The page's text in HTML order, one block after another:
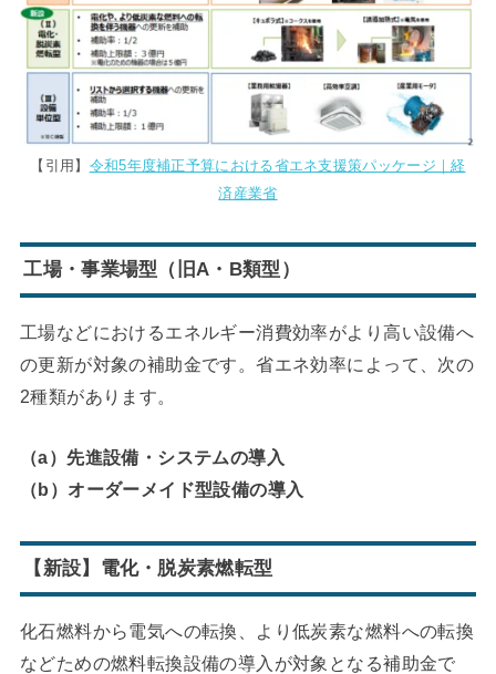
【引用】 令和5年度補正予算における省エネ支援策パッケージ｜経
済産業省
工場・事業場型（旧A・B類型）
工場などにおけるエネルギー消費効率がより高い設備へ
の更新が対象の補助金です。省エネ効率によって、次の
2種類があります。
（a）先進設備・システムの導入
（b）オーダーメイド型設備の導入
【新設】電化・脱炭素燃転型
化石燃料から電気への転換、より低炭素な燃料への転換
などための燃料転換設備の導入が対象となる補助金で